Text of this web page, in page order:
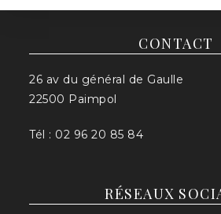
CONTACT
26 av du général de Gaulle
22500 Paimpol
Tél : 02 96 20 85 84
RÉSEAUX